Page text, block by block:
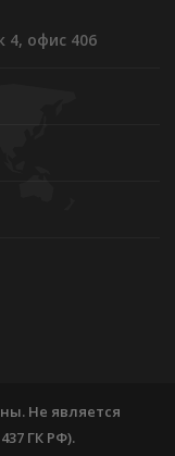
4, офис 406
Не является
ГК РФ).